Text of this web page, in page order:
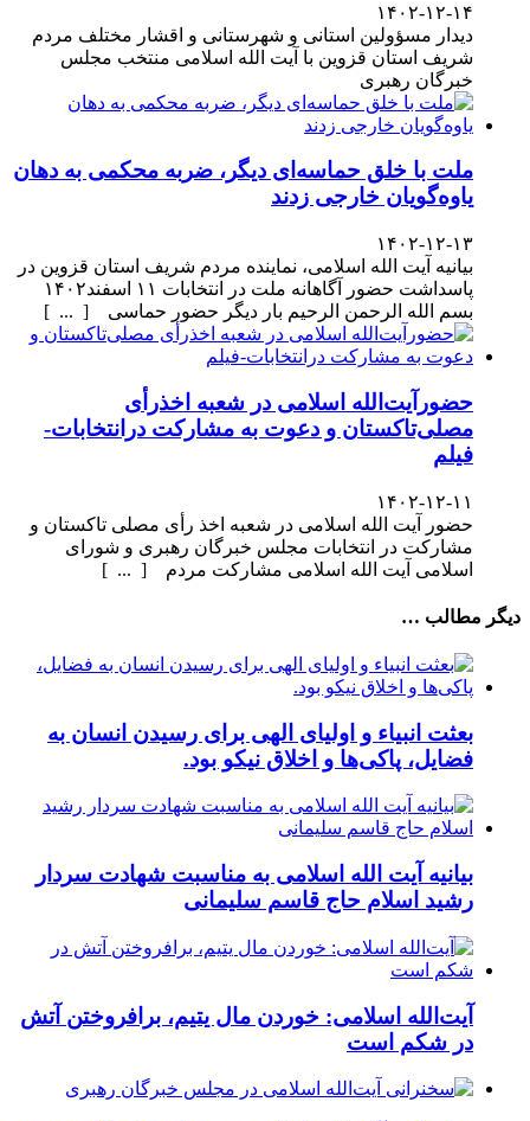
۱۴۰۲-۱۲-۱۴
دیدار مسؤولین استانی و شهرستانی و اقشار مختلف مردم
شریف استان قزوین با آیت الله اسلامی منتخب مجلس
خبرگان رهبری
ملت با خلق حماسه‌ای دیگر، ضربه محکمی به دهان
یاوه‌گویان خارجی زدند
۱۴۰۲-۱۲-۱۳
بیانیه آیت الله اسلامی، نماینده مردم شریف استان قزوین در
پاسداشت حضور آگاهانه ملت در انتخابات ۱۱ اسفند۱۴۰۲
بسم الله الرحمن الرحیم بار دیگر حضور حماسی [ ... ]
حضورآیت‌الله اسلامی در شعبه اخذرأی
مصلی‌تاکستان و دعوت به مشارکت درانتخابات-
فیلم
۱۴۰۲-۱۲-۱۱
حضور آیت الله اسلامی در شعبه اخذ رأی مصلی تاکستان و
مشارکت در انتخابات مجلس خبرگان رهبری و شورای
اسلامی آیت الله اسلامی مشارکت مردم [ ... ]
دیگر مطالب …
بعثت انبیاء و اولیای الهی برای رسیدن انسان به
فضایل، پاکی‌ها و اخلاق نیکو بود.
بیانیه آیت الله اسلامی به مناسبت شهادت سردار
رشید اسلام حاج قاسم سلیمانی
آیت‌الله اسلامی: خوردن مال یتیم، برافروختن آتش
در شکم است